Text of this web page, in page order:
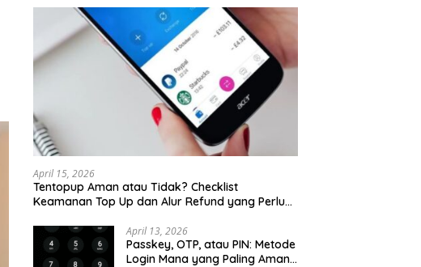
April 15, 2026
Tentopup Aman atau Tidak? Checklist
Keamanan Top Up dan Alur Refund yang Perlu
April 13, 2026
Passkey, OTP, atau PIN: Metode
Login Mana yang Paling Aman